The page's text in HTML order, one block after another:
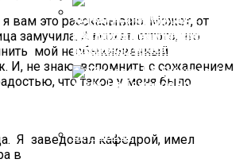
25 Лет Луи Де Фюнес
Доказывал Режиссерам, Что
Он Не Клоун
6 Правил Выживания С
Мужчиной Для Сильной И
Целеустремленной Взрослой
Женщины…
Как Складываются Судьбы
Школьных Красавиц
я вам это рассказываю. Может, от
замучила. А может, оттого, что
мой необыкновенный
И, не знаю, вспомнить с сожалением
что такое у меня было
Я заведовал кафедрой, имел
в